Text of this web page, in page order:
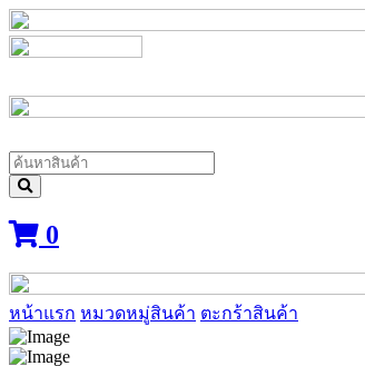
0
หน้าแรก หมวดหมู่สินค้า ตะกร้าสินค้า